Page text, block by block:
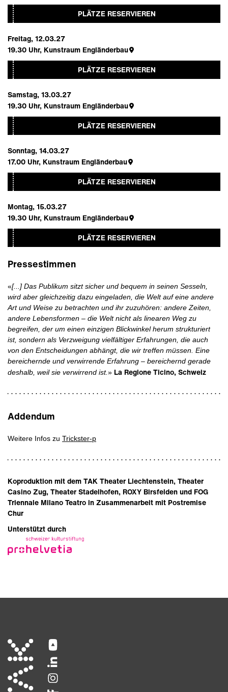
PLÄTZE RESERVIEREN
Freitag, 12.03.27
19.30 Uhr, Kunstraum Engländerbau
PLÄTZE RESERVIEREN
Samstag, 13.03.27
19.30 Uhr, Kunstraum Engländerbau
PLÄTZE RESERVIEREN
Sonntag, 14.03.27
17.00 Uhr, Kunstraum Engländerbau
PLÄTZE RESERVIEREN
Montag, 15.03.27
19.30 Uhr, Kunstraum Engländerbau
PLÄTZE RESERVIEREN
Pressestimmen
«[...] Das Publikum sitzt sicher und bequem in seinen Sesseln,
wird aber gleichzeitig dazu eingeladen, die Welt auf eine andere
Art und Weise zu betrachten und ihr zuzuhören: andere Zeiten,
andere Lebensformen – die Welt nicht als linearen Weg zu
begreifen, der um einen einzigen Blickwinkel herum strukturiert
ist, sondern als Verzweigung vielfältiger Erfahrungen, die auch
von den Entscheidungen abhängt, die wir treffen müssen. Eine
bereichernde und verwirrende Erfahrung – bereichernd gerade
deshalb, weil sie verwirrend ist.» La Regione Ticino, Schweiz
Addendum
Weitere Infos zu Trickster-p
Koproduktion mit dem TAK Theater Liechtenstein, Theater
Casino Zug, Theater Stadelhofen, ROXY Birsfelden und FOG
Triennale Milano Teatro in Zusammenarbeit mit Postremise
Chur
Unterstützt durch